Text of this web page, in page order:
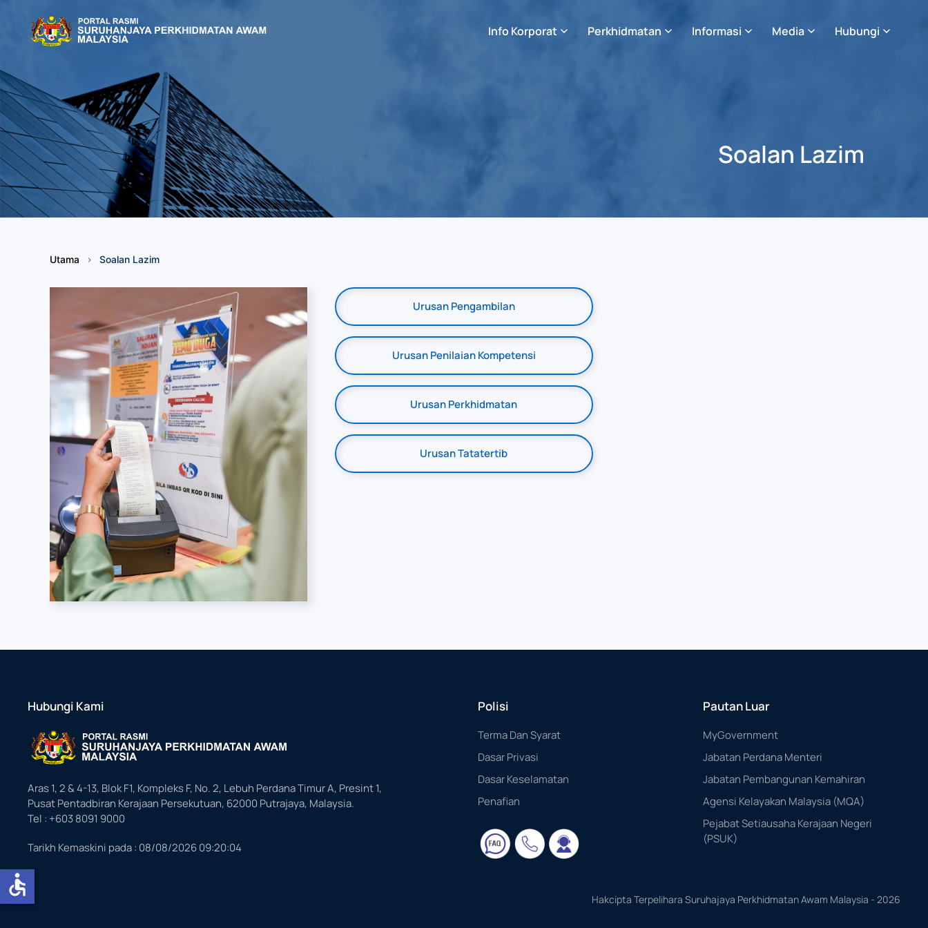
Skip to main content
Info Korporat Perkhidmatan Informasi Media Hubungi
Soalan Lazim
Utama Soalan Lazim
Urusan Pengambilan
Urusan Penilaian Kompetensi
Urusan Perkhidmatan
Urusan Tatatertib
Hubungi Kami
Aras 1, 2 & 4-13, Blok F1, Kompleks F, No. 2, Lebuh Perdana Timur A, Presint 1,
Pusat Pentadbiran Kerajaan Persekutuan, 62000 Putrajaya, Malaysia.
Tel : +603 8091 9000
Tarikh Kemaskini pada : 08/08/2026 09:20:04
Polisi
Terma Dan Syarat
Dasar Privasi
Dasar Keselamatan
Penafian
Pautan Luar
MyGovernment
Jabatan Perdana Menteri
Jabatan Pembangunan Kemahiran
Agensi Kelayakan Malaysia (MQA)
Pejabat Setiausaha Kerajaan Negeri
(PSUK)
Hakcipta Terpelihara Suruhajaya Perkhidmatan Awam Malaysia - 2026
accessible